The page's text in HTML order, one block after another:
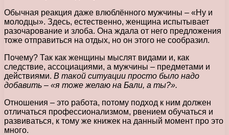
Обычная реакция даже влюблённого мужчины – «Ну и
молодцы». Здесь, естественно, женщина испытывает
разочарование и злоба. Она ждала от него предложения
тоже отправиться на отдых, но он этого не сообразил.
Почему? Так как женщины мыслят видами и, как
следствие, ассоциациями, а мужчины – предметами и
действиями. В такой ситуации просто было надо
добавить – «я тоже желаю на Бали, а ты?».
Отношения – это работа, потому подход к ним должен
отличаться профессионализмом, рвением обучаться и
развиваться, к тому же книжек на данный момент про это
много.